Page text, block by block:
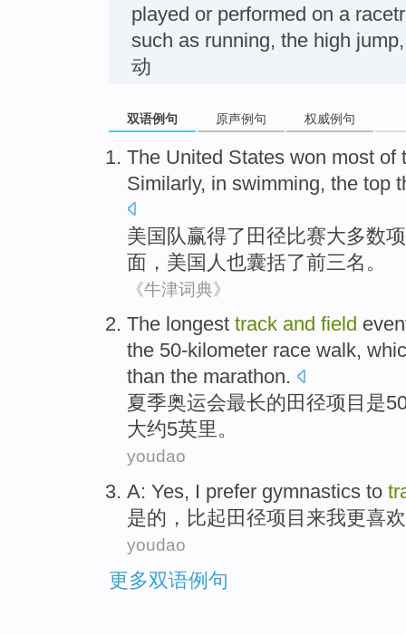
played or performed on a
such as running, the high
动
双语例句 原声例句 权威例句
The United States won most of
Similarly, in swimming, the top
美国队赢得了 田径比赛大多数
面 ， 美国人 也囊括了前三名。
《牛津词典》
The longest track and field
the 50-kilometer race walk,
than the marathon.
夏季奥运会最长的田径项目是
大约5英里。
youdao
A: Yes, I prefer gymnastics to
是的 ，比起田径项目来我更喜欢
youdao
更多双语例句